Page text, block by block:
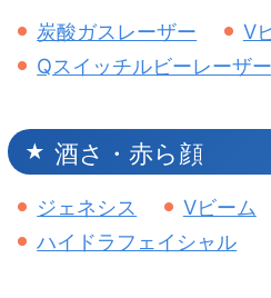
炭酸ガスレーザー
V
Qスイッチルビーレーザー
酒さ・赤ら顔
ジェネシス
Vビーム
ハイドラフェイシャル